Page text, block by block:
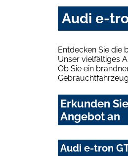
Audi e-
Entdecken Sie die
Unser vielfältiges
Ob Sie ein
Erkunden
Angebot an
Audi e-tron